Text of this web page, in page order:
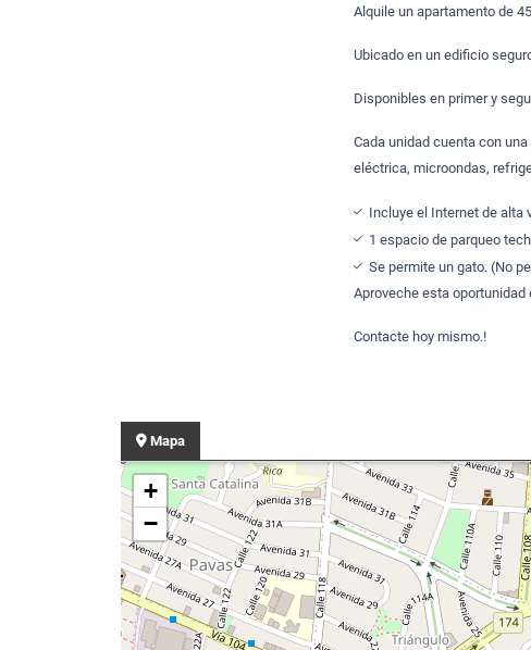
Alquile un apartamento de
Ubicado en un edificio
Disponibles en primer y
Cada unidad cuenta con
eléctrica, microondas,
Incluye el Internet de alta
1 espacio de parqueo
Se permite un gato. (No
Aproveche esta
Contacte hoy mismo.!
Mapa
+
−